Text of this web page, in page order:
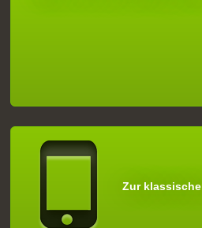
Zur